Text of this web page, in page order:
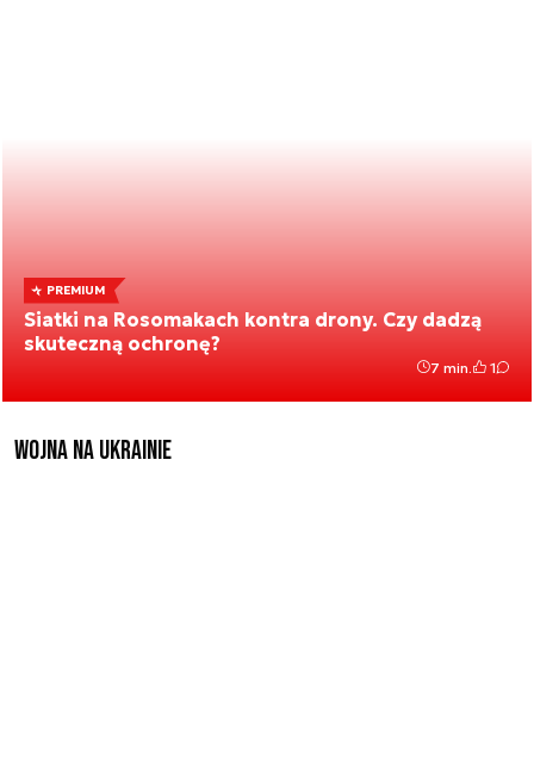
PREMIUM
Siatki na Rosomakach kontra drony. Czy dadzą
skuteczną ochronę?
7 min. 1
Wojna na Ukrainie